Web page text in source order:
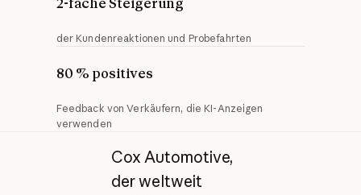
2-fache Steigerung
der Kundenreaktionen und Probefahrten
80 % positives
Feedback von Verkäufern, die KI-Anzeigen
verwenden
Cox Automotive,
der weltweit